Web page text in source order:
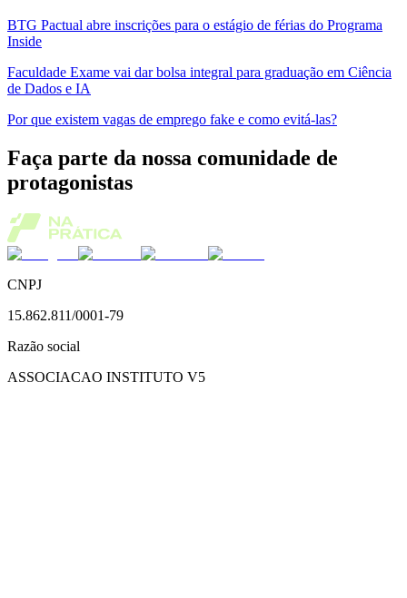
BTG Pactual abre inscrições para o estágio de férias do Programa
Inside
Faculdade Exame vai dar bolsa integral para graduação em Ciência
de Dados e IA
Por que existem vagas de emprego fake e como evitá-las?
Faça parte da nossa comunidade de
protagonistas
CNPJ
15.862.811/0001-79
Razão social
ASSOCIACAO INSTITUTO V5